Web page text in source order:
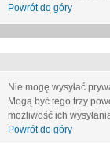
Powrót do góry
Nie mogę wysyłać
Mogą być tego trzy
możliwość ich
Powrót do góry